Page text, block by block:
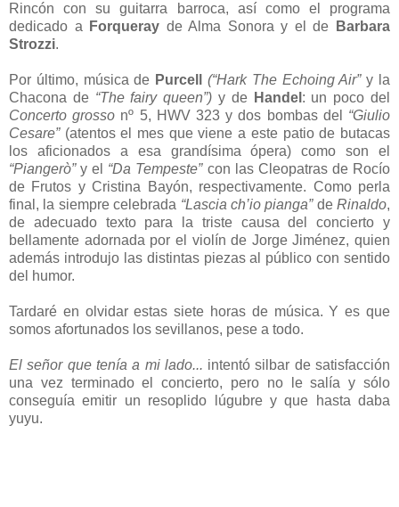
Rincón con su guitarra barroca, así como el programa
dedicado a
Forqueray de Alma Sonora y el de
Barbara
Strozzi.
Por último, música de Purcell (“Hark The Echoing Air”y la
Chacona de “The fairy queen”) y de Handel : un poco del
Concerto grosso nº 5, HWV 323 y dos bombas del “Giulio
Cesare”(atentos el mes que viene a este patio de butacas
los aficionados a esa grandísima ópera) como son el
“Piangerò”y el “Da Tempeste”con las Cleopatras de Rocío
de Frutos y Cristina Bayón, respectivamente. Como perla
final, la siempre celebrada “Lascia ch’io pianga”de Rinaldo,
de adecuado texto para la triste causa del concierto y
bellamente adornada por el violín de Jorge Jiménez, quien
además introdujo las distintas piezas al público con sentido
del humor.
Tardaré en olvidar estas siete horas de música. Y es que
somos afortunados los sevillanos, pese a todo.
El señor que tenía a mi lado... intentó silbar de satisfacción
una vez terminado el concierto, pero no le salía y sólo
conseguía emitir un resoplido lúgubre y que hasta daba
yuyu.